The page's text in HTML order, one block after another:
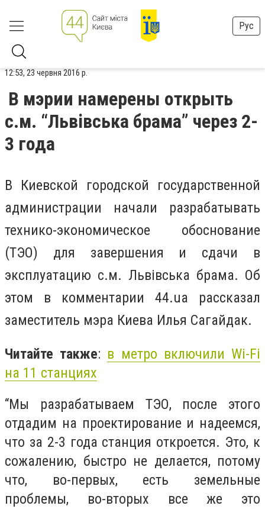
Рус
12:53, 23 червня 2016 р.
В мэрии намерены открыть
с.м. “Львівська брама” через 2-
3 года
В Киевской городской государственной
администрации начали разрабатывать
технико-экономическое обоснование
(ТЭО) для завершения и сдачи в
эксплуатацию с.м. Львівська брама. Об
этом в комментарии 44.ua рассказал
заместитель мэра Киева Илья Сагайдак.
Читайте также: в метро включили Wi-Fi
на 11 станциях
“Мы разрабатываем ТЭО, после этого
отдадим на проектирование и надеемся,
что за 2-3 года станция откроется. Это, к
сожалению, быстро не делается, потому
что, во-первых, есть земельные
проблемы, во-вторых все же это